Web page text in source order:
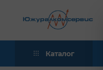
Каталог